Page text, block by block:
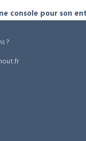
console pour son
?